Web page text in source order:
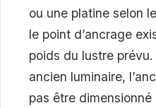
ou une platine selon
le point d’ancrage
poids du lustre
ancien luminaire,
pas être